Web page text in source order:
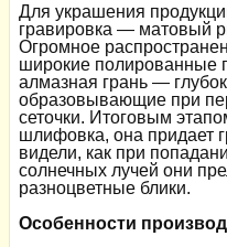
Для украшения
гравировка — матовый
Огромное
широкие полированные
алмазная грань —
образовывающие при
сеточки. Итоговым
шлифовка, она придает
видели, как при
солнечных лучей они
разноцветные блики.
Особенности